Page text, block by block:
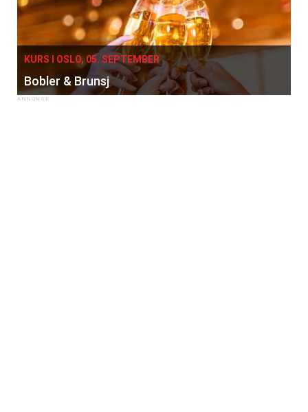
KURS I OSLO, 05. SEPTEMBER
Bobler & Brunsj